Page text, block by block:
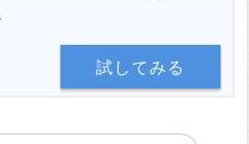
試してみる